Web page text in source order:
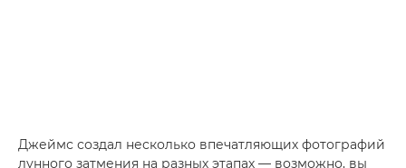
Джеймс создал несколько впечатляющих фотографий
лунного затмения на разных этапах — возможно, вы